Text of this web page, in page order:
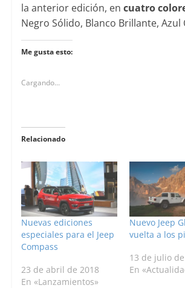
la anterior edición, en cuatro
Negro Sólido, Blanco Brillante, Azul
Me gusta esto:
Cargando...
Relacionado
Nuevas ediciones
especiales para el Jeep
Compass
23 de abril de 2018
En «Lanzamientos»
Nuevo Jeep
vuelta a los
13 de julio
En